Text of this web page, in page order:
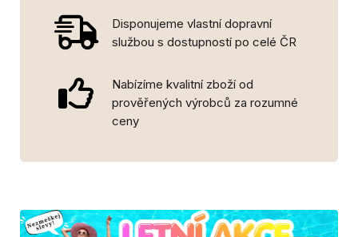
Disponujeme vlastní dopravní
službou s dostupností po celé ČR
Nabízíme kvalitní zboží od
prověřených výrobců za rozumné
ceny